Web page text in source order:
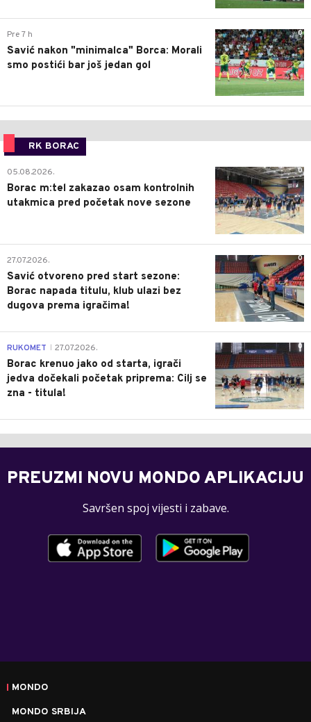
0
Pre 7 h
Savić nakon "minimalca" Borca: Morali
smo postići bar još jedan gol
RK BORAC
0
05.08.2026.
Borac m:tel zakazao osam kontrolnih
utakmica pred početak nove sezone
0
27.07.2026.
Savić otvoreno pred start sezone:
Borac napada titulu, klub ulazi bez
dugova prema igračima!
0
RUKOMET 27.07.2026.
Borac krenuo jako od starta, igrači
jedva dočekali početak priprema: Cilj se
zna - titula!
PREUZMI NOVU MONDO APLIKACIJU
Savršen spoj vijesti i zabave.
MONDO
MONDO SRBIJA